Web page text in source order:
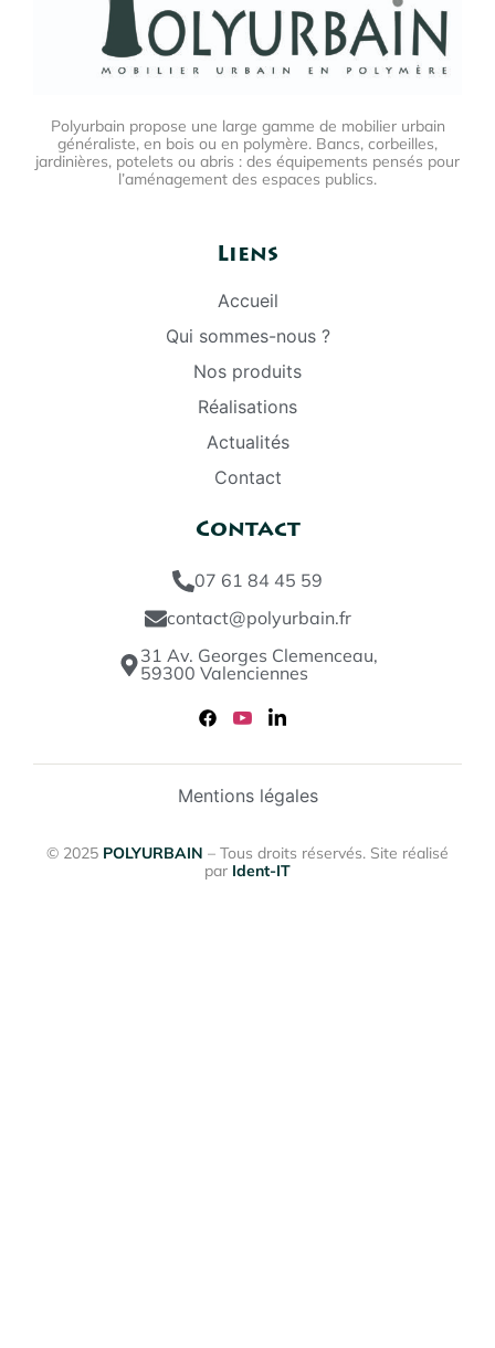
Polyurbain propose une large gamme de mobilier urbain
généraliste, en bois ou en polymère. Bancs, corbeilles,
jardinières, potelets ou abris : des équipements pensés pour
l’aménagement des espaces publics.
Liens
Accueil
Qui sommes-nous ?
Nos produits
Réalisations
Actualités
Contact
Contact
07 61 84 45 59
contact@polyurbain.fr
31 Av. Georges Clemenceau,
59300 Valenciennes
© 2025 POLYURBAIN – Tous droits réservés. Site réalisé
par Ident-IT
Mentions légales